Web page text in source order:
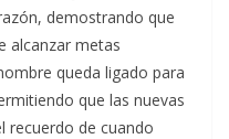
demostrando que
alcanzar metas
queda ligado para
que las nuevas
recuerdo de cuando